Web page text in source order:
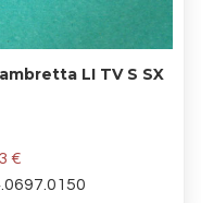
LI TV S SX
€